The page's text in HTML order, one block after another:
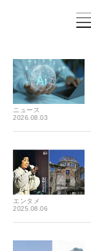
ニュース
2026.08.03
エンタメ
2025.08.06